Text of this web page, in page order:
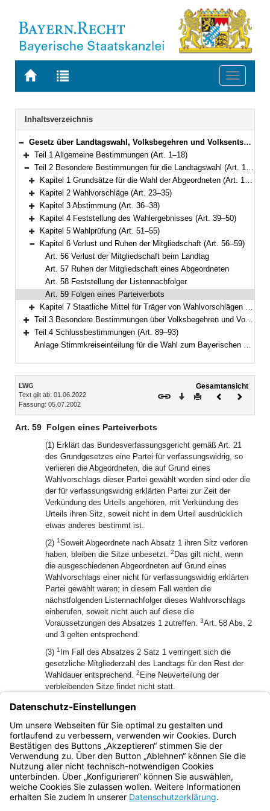
Zur
BAYERN.RECHT
Zur
letzten
Suche
Toggle
Navigation
Inhaltsverzeichnis
Bereich reduzieren
Gesetz über Landtagswahl, Volksbegehren und Volksentscheid (Landeswahlgesetz – LWG) in der Fassung der Bekanntmachung vom 5. Juli 2002 (GVBl. S. 277, 278, 620) BayRS 111-1-I (Art. 1–93)
Bereich erweitern
Teil 1 Allgemeine Bestimmungen (Art. 1–18)
Bereich reduzieren
Teil 2 Besondere Bestimmungen für die Landtagswahl (Art. 19–61)
Bereich erweitern
Kapitel 1 Grundsätze für die Wahl der Abgeordneten (Art. 19–22)
Bereich erweitern
Kapitel 2 Wahlvorschläge (Art. 23–35)
Bereich erweitern
Kapitel 3 Abstimmung (Art. 36–38)
Bereich erweitern
Kapitel 4 Feststellung des Wahlergebnisses (Art. 39–50)
Bereich erweitern
Kapitel 5 Wahlprüfung (Art. 51–55)
Bereich reduzieren
Kapitel 6 Verlust und Ruhen der Mitgliedschaft (Art. 56–59)
Art. 56 Verlust der Mitgliedschaft beim Landtag
Art. 57 Ruhen der Mitgliedschaft eines Abgeordneten
Art. 58 Feststellung der Listennachfolger
Art. 59 Folgen eines Parteiverbots
Bereich erweitern
Kapitel 7 Staatliche Mittel für Träger von Wahlvorschlägen (Art. 60–61)
Bereich erweitern
Teil 3 Besondere Bestimmungen über Volksbegehren und Volksentscheid (Art. 62–88)
Bereich erweitern
Teil 4 Schlussbestimmungen (Art. 89–93)
Anlage Stimmkreiseinteilung für die Wahl zum Bayerischen Landtag
Inhalt
LWG
Text gilt ab: 01.06.2022
Fassung: 05.07.2002
Gesamtansicht
Download
DruckenVorheriges
Art. 59 Folgen eines Parteiverbots
(1) Erklärt das Bundesverfassungsgericht gemäß Art. 21
des Grundgesetzes eine Partei für verfassungswidrig, so
verlieren die Abgeordneten, die auf Grund eines
Wahlvorschlags dieser Partei gewählt worden sind oder die
der für verfassungswidrig erklärten Partei zur Zeit der
Verkündung des Urteils angehören, mit Verkündung des
Urteils ihren Sitz, soweit nicht in dem Urteil ausdrücklich
etwas anderes bestimmt ist.
(2) 1Soweit Abgeordnete nach Absatz 1 ihren Sitz verloren
haben, bleiben die Sitze unbesetzt. 2 Das gilt nicht, wenn
die ausgeschiedenen Abgeordneten auf Grund eines
Wahlvorschlags einer nicht für verfassungswidrig erklärten
Partei gewählt waren; in diesem Fall werden die
nächstfolgenden Listennachfolger dieses Wahlvorschlags
einberufen, soweit nicht auch auf diese die
Voraussetzungen des Absatzes 1 zutreffen. 3Art. 58 Abs. 2
und 3 gelten entsprechend.
(3) 1 Im Fall des Absatzes 2 Satz 1 verringert sich die
gesetzliche Mitgliederzahl des Landtags für den Rest der
Wahldauer entsprechend. 2 Eine Neuverteilung der
verbleibenden Sitze findet nicht statt.
(4) Den Verlust der Mitgliedschaft nach Absatz 1 stellt der
Landtagspräsident fest.
Landtagsbeschluss im Sinn des Art. 48 Abs. 1 des
Gesetzes über den Verfassungsgerichtshof gleich.
Bayern.de
BayernPortal